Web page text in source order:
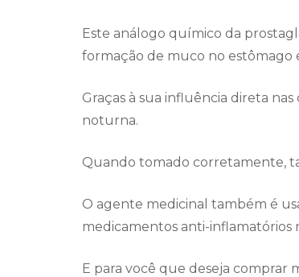
Este análogo químico da
formação de muco no estômago
Graças à sua influência direta
noturna.
Quando tomado corretamente,
O agente medicinal também é
medicamentos anti-inflamatórios
E para você que deseja comprar